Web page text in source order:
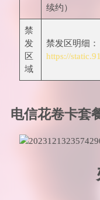
续约）
禁
发
区
域
禁发区明细：
https://
电信花卷卡套